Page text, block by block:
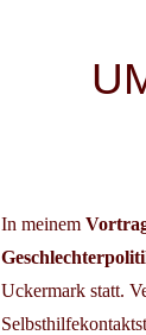
In meinem
Uckermark statt.